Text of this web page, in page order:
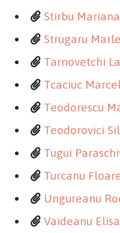
Stirbu
Strugaru
Tarnovetchi
Tcaciuc
Teodorescu
Teodorovici
Tugui
Turcanu
Ungureanu
Vaideanu